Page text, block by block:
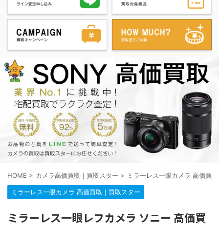
HOME > カメラ高価買取｜買取スター > ミラーレス一眼カメラ 高価買
ミラーレス一眼カメラ 高価買取｜買取スター
ミラーレス一眼レフカメラ ソニー 高価買